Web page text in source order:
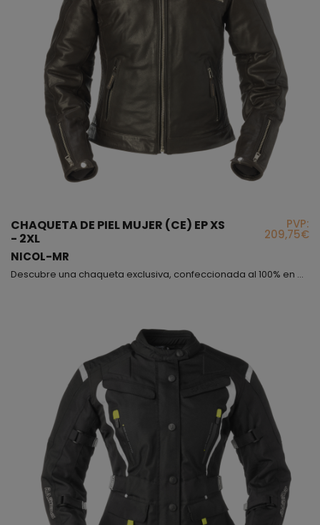
CHAQUETA DE PIEL MUJER (CE) EP XS
- 2XL
NICOL-MR
PVP:
209,75€
Descubre una chaqueta exclusiva, confeccionada al 100% en auténtica piel de alta calidad. Su tono neutro resulta ideal para combinar con cualquier estilo, aportando un toque sofisticado y versátil. El material flexible permite total libertad de movimiento, adaptándose perfectamente al cuerpo sin generar incomodidad. Este diseño incorpora prácticos ajustes tanto en la zona de la cintura como en el cuello, donde además encontrarás una suave protección de neopreno acolc...